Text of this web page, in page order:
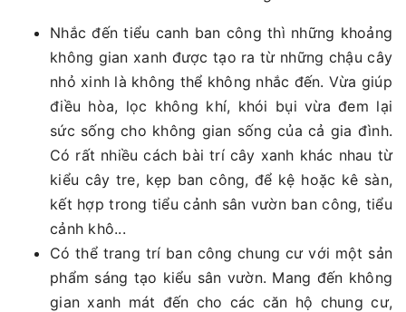
Nhắc đến tiểu canh ban công thì những khoảng
không gian xanh được tạo ra từ những chậu cây
nhỏ xinh là không thể không nhắc đến. Vừa giúp
điều hòa, lọc không khí, khói bụi vừa đem lại
sức sống cho không gian sống của cả gia đình.
Có rất nhiều cách bài trí cây xanh khác nhau từ
kiểu cây tre, kẹp ban công, để kệ hoặc kê sàn,
kết hợp trong tiểu cảnh sân vườn ban công, tiểu
cảnh khô...
Có thể trang trí ban công chung cư với một sản
phẩm sáng tạo kiểu sân vườn. Mang đến không
gian xanh mát đến cho các căn hộ chung cư,